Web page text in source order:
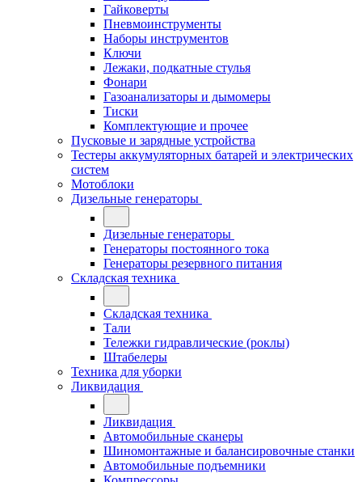
Гайковерты
Пневмоинструменты
Наборы инструментов
Ключи
Лежаки, подкатные стулья
Фонари
Газоанализаторы и дымомеры
Тиски
Комплектующие и прочее
Пусковые и зарядные устройства
Тестеры аккумуляторных батарей и электрических
систем
Мотоблоки
Дизельные генераторы
Дизельные генераторы
Генераторы постоянного тока
Генераторы резервного питания
Складская техника
Складская техника
Тали
Тележки гидравлические (роклы)
Штабелеры
Техника для уборки
Ликвидация
Ликвидация
Автомобильные сканеры
Шиномонтажные и балансировочные станки
Автомобильные подъемники